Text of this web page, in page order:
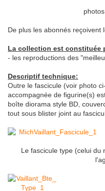
De plus les abonnés reçoivent
La collection est constituée
- les reproductions des
Descriptif technique:
Outre le fascicule (voir photo
accompagnée de figurine(s)
boîte diorama style BD,
tout sous blister joint au
Le fascicule type (celui du